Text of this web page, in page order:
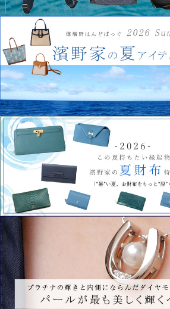
【最新作】仕事終わりの自分時間も楽しむ、たっぷり
Ap?ro（セシル アペロ）登場（2025.12.09）
【最新作】きちんとA4サイズ×品格イタリアンレザーで
古トートバッグCecile（セシル）登場（2025.11.28）
【新色ロイヤルネイビー】メンズバッグ人気No.1フラ
（2025.11.25）
【最新作】コートに似合う、縦ラインの品格トート。
ェルナ）登場（2025.11.22）
【最新作】手元にそっと纏う花のヴェール。アクセサ
Florveil（フローベイル）登場（2025.11.18）
【特集】2025年傳濱野クリスマスセレクションの特設
（2025.11.11）
【最新作】キュッと微笑む、ラインが良縁を引き寄せる
Curia(キュリア)登場（2025.10.18）
【最新作】≪人気No.1黄金比シリーズ≫肩にかけたとき
き上げてくれる。大人レディの「8頭身ボストン」
登場（2025.10.16）
【最新作】≪メンズ≫「これひとつあれば安心」濱野家
クラッチバッグFOLDIA（フォルディア）登場（
【最新作】大人の品性薫る口金蝶々ロイヤルバッグ
品格艶めく「リュクスブラック」登場（2025.9.30）